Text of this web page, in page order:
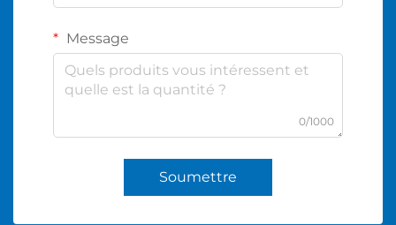
Message
0/1000
Soumettre